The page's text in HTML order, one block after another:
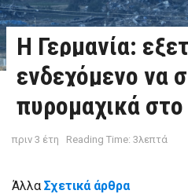
Η Γερμανία:
ενδεχόμενο να
πυρομαχικά στο
πριν 3 έτη Reading Time: 3λεπτά
Άλλα Σχετικά άρθρα